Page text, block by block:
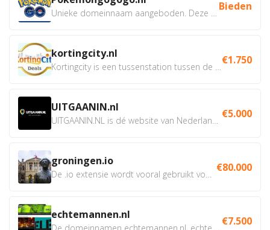
Bieden
kortingcity.nl €1.750
UITGAANIN.nl €5.000
groningen.io €80.000
echtemannen.nl €7.500